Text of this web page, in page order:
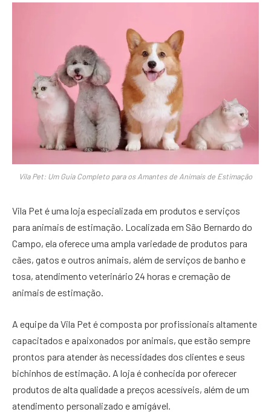
Vila Pet: Um Guia Completo para os Amantes de Animais de Estimação
Vila Pet é uma loja especializada em produtos e serviços
para animais de estimação. Localizada em São Bernardo do
Campo, ela oferece uma ampla variedade de produtos para
cães, gatos e outros animais, além de serviços de banho e
tosa, atendimento veterinário 24 horas e cremação de
animais de estimação.
A equipe da Vila Pet é composta por profissionais altamente
capacitados e apaixonados por animais, que estão sempre
prontos para atender às necessidades dos clientes e seus
bichinhos de estimação. A loja é conhecida por oferecer
produtos de alta qualidade a preços acessíveis, além de um
atendimento personalizado e amigável.